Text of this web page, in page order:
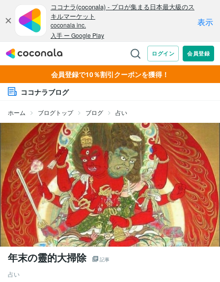
会員登録で10％割引クーポンを獲得！
ココナラブログ
ホーム ブログトップ ブログ 占い
年末の靈的大掃除 記事
占い